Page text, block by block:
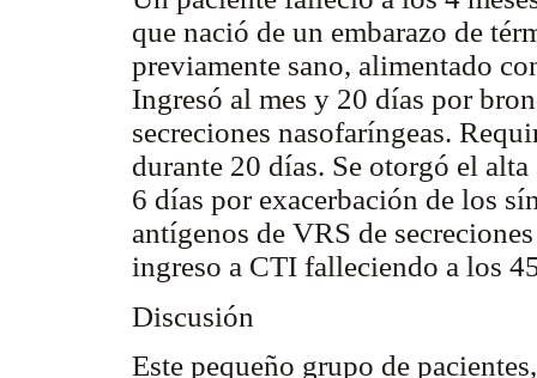
que nació de un embarazo de
previamente sano, alimentado
Ingresó al mes y 20 días por
secreciones nasofaríngeas.
durante 20 días. Se otorgó el
6 días por exacerbación de los
antígenos de VRS de
ingreso a CTI falleciendo a los
Discusión
Este pequeño grupo de